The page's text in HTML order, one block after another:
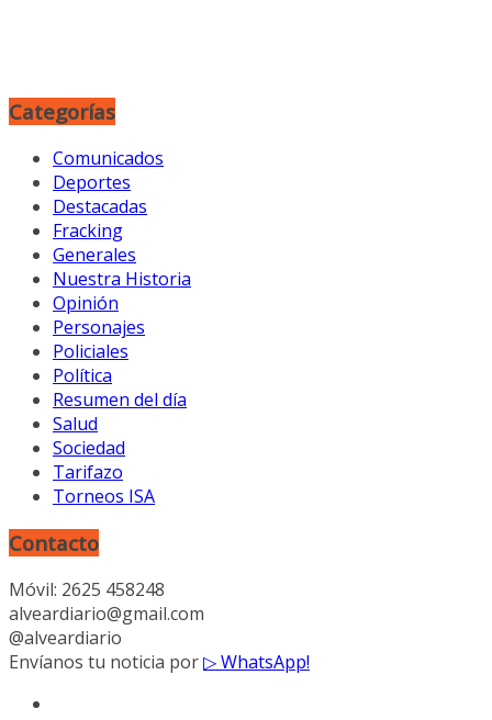
Categorías
Comunicados
Deportes
Destacadas
Fracking
Generales
Nuestra Historia
Opinión
Personajes
Policiales
Política
Resumen del día
Salud
Sociedad
Tarifazo
Torneos ISA
Contacto
Móvil: 2625 458248
alveardiario@gmail.com
@alveardiario
Envíanos tu noticia por▷ WhatsApp!